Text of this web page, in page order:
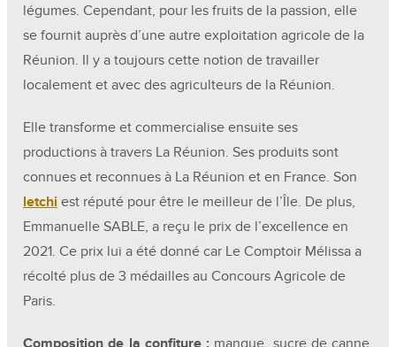
légumes. Cependant, pour les fruits de la passion, elle
se fournit auprès d’une autre exploitation agricole de la
Réunion. Il y a toujours cette notion de travailler
localement et avec des agriculteurs de la Réunion.
Elle transforme et commercialise ensuite ses
productions à travers La Réunion. Ses produits sont
connues et reconnues à La Réunion et en France. Son
letchi est réputé pour être le meilleur de l’Île. De plus,
Emmanuelle SABLE, a reçu le prix de l’excellence en
2021. Ce prix lui a été donné car Le Comptoir Mélissa a
récolté plus de 3 médailles au Concours Agricole de
Paris.
Composition de la confiture : mangue, sucre de canne,